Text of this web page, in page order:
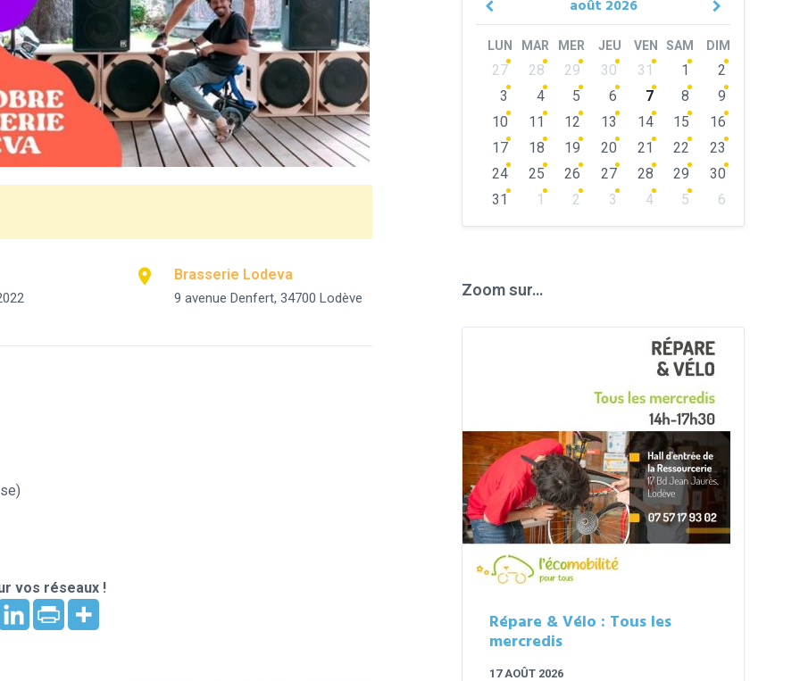
Brasserie Lodeva
9 avenue Denfert, 34700 Lodève
vos réseaux !
août 2026
Previous
Next
LUN MAR MER JEU VEN SAM DIM
Skip
calendar
days
27 28 29 30 31 1
2
3
4 5 6 7 8
9
10
11 12 13 14 15
16
17
18 19 20 21 22
23
24
25 26 27 28 29
30
31
1 2 3 4 5
6
Zoom sur…
Répare & Vélo : Tous les
mercredis
17 AOÛT 2026